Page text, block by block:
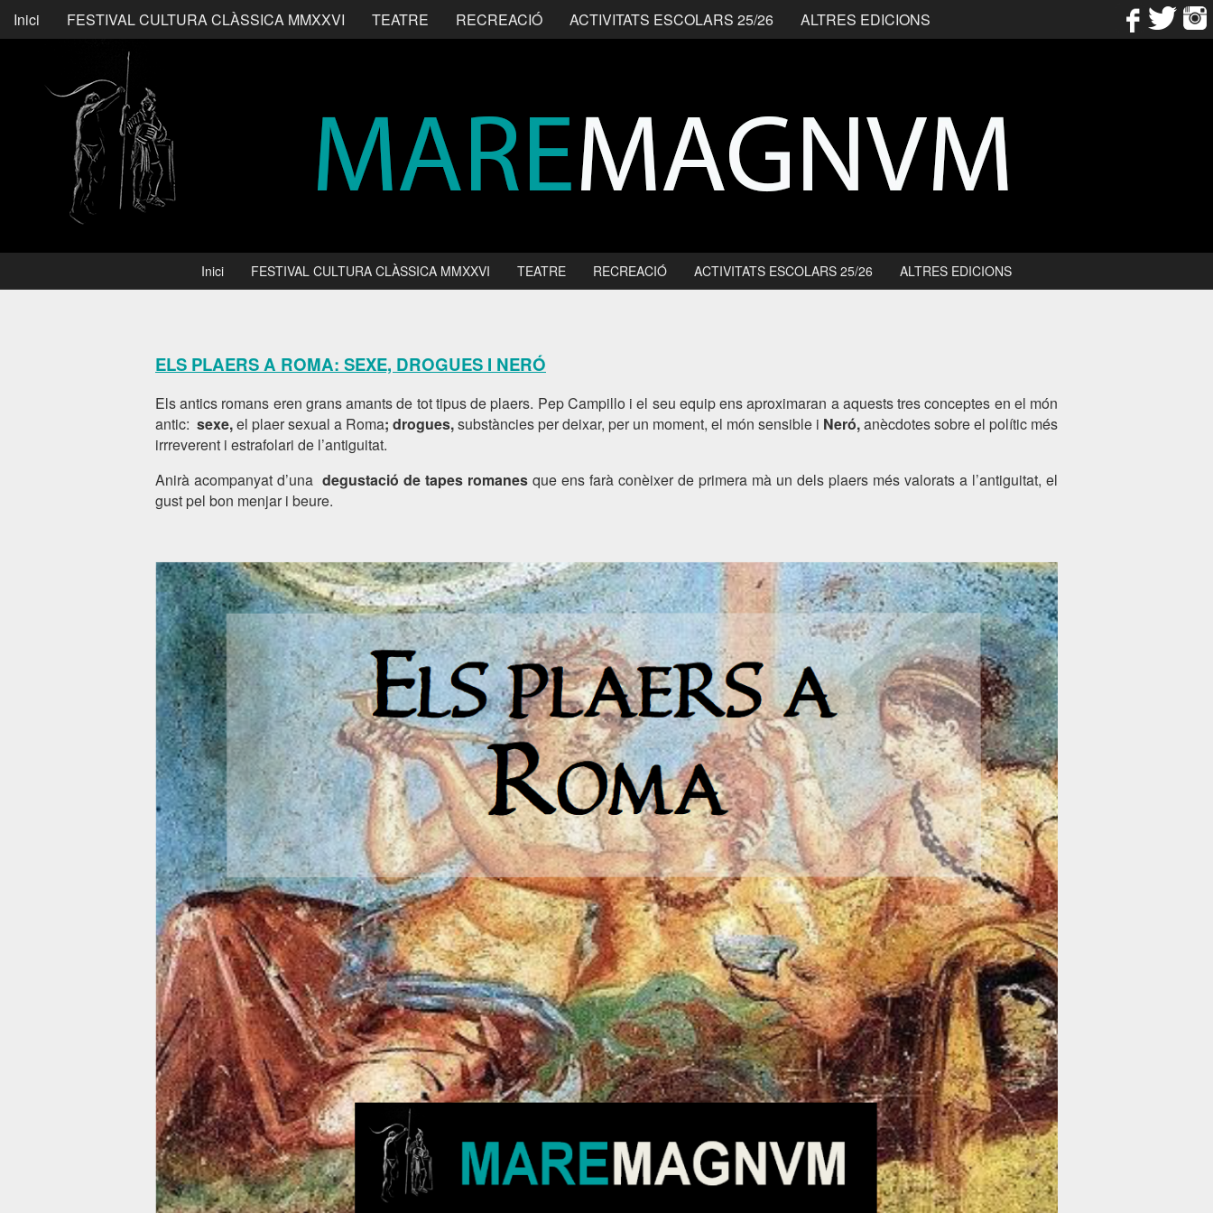
Inici FESTIVAL CULTURA CLÀSSICA MMXXVI TEATRE RECREACIÓ ACTIVITATS ESCOLARS 25/26 ALTRES EDICIONS
Inici FESTIVAL CULTURA CLÀSSICA MMXXVI TEATRE RECREACIÓ ACTIVITATS ESCOLARS 25/26 ALTRES EDICIONS
ELS PLAERS A ROMA: SEXE, DROGUES I NERÓ
Els antics romans eren grans amants de tot tipus de plaers. Pep Campillo i el seu equip ens aproximaran a aquests tres conceptes en el món
antic: sexe,el plaer sexual a Roma; drogues,substàncies per deixar, per un moment, el món sensible i Neró,anècdotes sobre el polític més
irrreverent i estrafolari de l’antiguitat.
Anirà acompanyat d’una degustació de tapes romanes que ens farà conèixer de primera mà un dels plaers més valorats a l’antiguitat, el
gust pel bon menjar i beure.